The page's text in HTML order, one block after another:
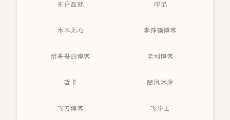
东评西就 印记
木本无心 李锋镝博客
缙哥哥的博客 老刘博客
蓝卡 随风沐虐
飞刀博客 飞牛士